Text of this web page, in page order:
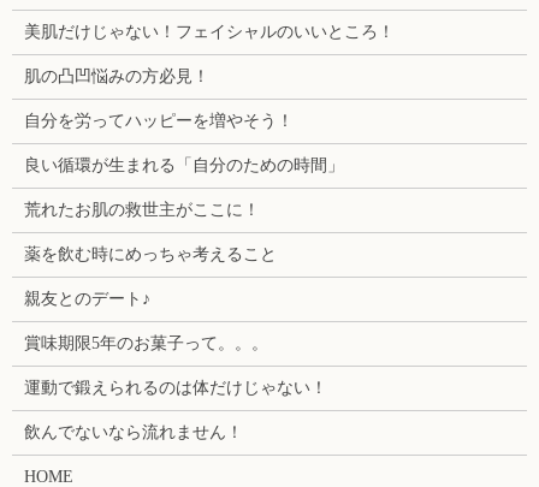
美肌だけじゃない！フェイシャルのいいところ！
肌の凸凹悩みの方必見！
自分を労ってハッピーを増やそう！
良い循環が生まれる「自分のための時間」
荒れたお肌の救世主がここに！
薬を飲む時にめっちゃ考えること
親友とのデート♪
賞味期限5年のお菓子って。。。
運動で鍛えられるのは体だけじゃない！
飲んでないなら流れません！
HOME